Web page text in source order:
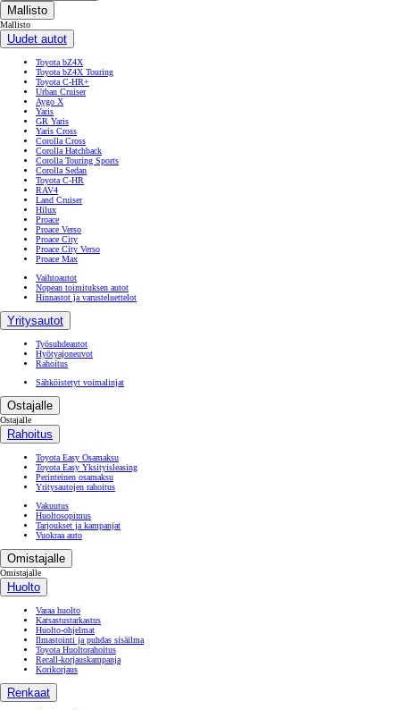
Mallisto
Mallisto
Uudet autot
Toyota bZ4X
Toyota bZ4X Touring
Toyota C-HR+
Urban Cruiser
Aygo X
Yaris
GR Yaris
Yaris Cross
Corolla Cross
Corolla Hatchback
Corolla Touring Sports
Corolla Sedan
Toyota C-HR
RAV4
Land Cruiser
Hilux
Proace
Proace Verso
Proace City
Proace City Verso
Proace Max
Vaihtoautot
Nopean toimituksen autot
Hinnastot ja varusteluettelot
Yritysautot
Työsuhdeautot
Hyötyajoneuvot
Rahoitus
Sähköistetyt voimalinjat
Ostajalle
Ostajalle
Rahoitus
Toyota Easy Osamaksu
Toyota Easy Yksityisleasing
Perinteinen osamaksu
Yritysautojen rahoitus
Vakuutus
Huoltosopimus
Tarjoukset ja kampanjat
Vuokraa auto
Omistajalle
Omistajalle
Huolto
Varaa huolto
Katsastustarkastus
Huolto-ohjelmat
Ilmastointi ja puhdas sisäilma
Toyota Huoltorahoitus
Recall-korjauskampanja
Korikorjaus
Renkaat